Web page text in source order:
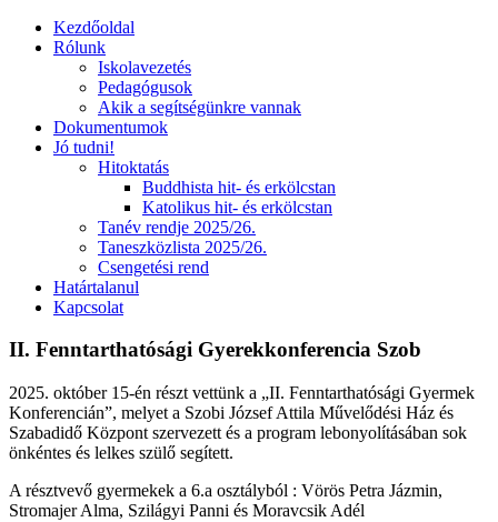
Kezdőoldal
Rólunk
Iskolavezetés
Pedagógusok
Akik a segítségünkre vannak
Dokumentumok
Jó tudni!
Hitoktatás
Buddhista hit- és erkölcstan
Katolikus hit- és erkölcstan
Tanév rendje 2025/26.
Taneszközlista 2025/26.
Csengetési rend
Határtalanul
Kapcsolat
II. Fenntarthatósági Gyerekkonferencia Szob
2025. október 15-én részt vettünk a „II. Fenntarthatósági Gyermek
Konferencián”, melyet a Szobi József Attila Művelődési Ház és
Szabadidő Központ szervezett és a program lebonyolításában sok
önkéntes és lelkes szülő segített.
A résztvevő gyermekek a 6.a osztályból : Vörös Petra Jázmin,
Stromajer Alma, Szilágyi Panni és Moravcsik Adél